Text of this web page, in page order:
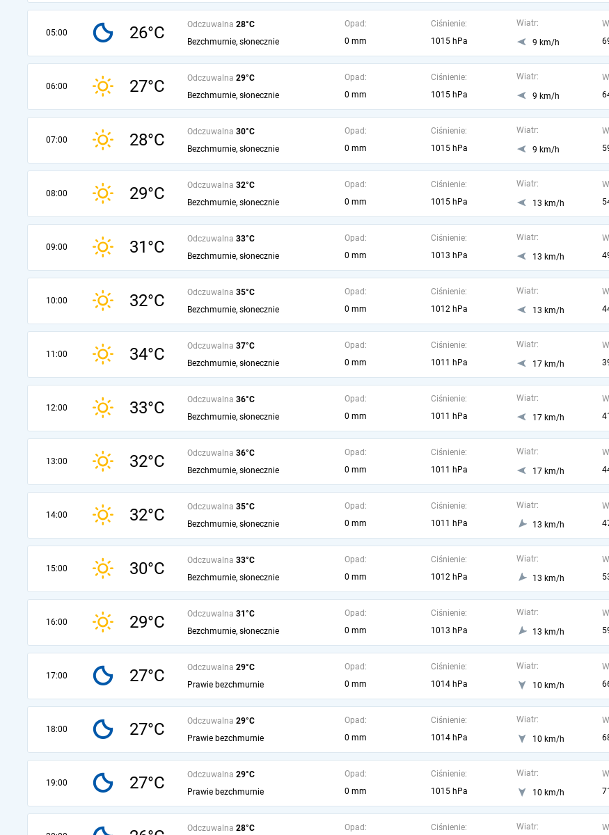
05:00 26°C Odczuwalna 28°C
Bezchmurnie, słonecznie
Opad:
0 mm
Ciśnienie:
1015 hPa
Wiatr:
9 km/h
06:00 27°C Odczuwalna 29°C
Bezchmurnie, słonecznie
Opad:
0 mm
Ciśnienie:
1015 hPa
Wiatr:
9 km/h
07:00 28°C Odczuwalna 30°C
Bezchmurnie, słonecznie
Opad:
0 mm
Ciśnienie:
1015 hPa
Wiatr:
9 km/h
08:00 29°C Odczuwalna 32°C
Bezchmurnie, słonecznie
Opad:
0 mm
Ciśnienie:
1015 hPa
Wiatr:
13 km/h
09:00 31°C Odczuwalna 33°C
Bezchmurnie, słonecznie
Opad:
0 mm
Ciśnienie:
1013 hPa
Wiatr:
13 km/h
10:00 32°C Odczuwalna 35°C
Bezchmurnie, słonecznie
Opad:
0 mm
Ciśnienie:
1012 hPa
Wiatr:
13 km/h
11:00 34°C Odczuwalna 37°C
Bezchmurnie, słonecznie
Opad:
0 mm
Ciśnienie:
1011 hPa
Wiatr:
17 km/h
12:00 33°C Odczuwalna 36°C
Bezchmurnie, słonecznie
Opad:
0 mm
Ciśnienie:
1011 hPa
Wiatr:
17 km/h
13:00 32°C Odczuwalna 36°C
Bezchmurnie, słonecznie
Opad:
0 mm
Ciśnienie:
1011 hPa
Wiatr:
17 km/h
14:00 32°C Odczuwalna 35°C
Bezchmurnie, słonecznie
Opad:
0 mm
Ciśnienie:
1011 hPa
Wiatr:
13 km/h
15:00 30°C Odczuwalna 33°C
Bezchmurnie, słonecznie
Opad:
0 mm
Ciśnienie:
1012 hPa
Wiatr:
13 km/h
16:00 29°C Odczuwalna 31°C
Bezchmurnie, słonecznie
Opad:
0 mm
Ciśnienie:
1013 hPa
Wiatr:
13 km/h
17:00 27°C Odczuwalna 29°C
Prawie bezchmurnie
Opad:
0 mm
Ciśnienie:
1014 hPa
Wiatr:
10 km/h
18:00 27°C Odczuwalna 29°C
Prawie bezchmurnie
Opad:
0 mm
Ciśnienie:
1014 hPa
Wiatr:
10 km/h
19:00 27°C Odczuwalna 29°C
Prawie bezchmurnie
Opad:
0 mm
Ciśnienie:
1015 hPa
Wiatr:
10 km/h
Odczuwalna 28°C Opad: Ciśnienie: Wiatr: